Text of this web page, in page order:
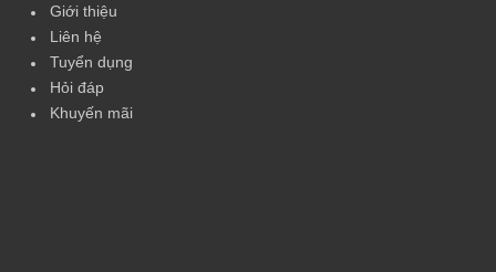
Giới thiệu
Liên hệ
Tuyển dụng
Hỏi đáp
Khuyến mãi